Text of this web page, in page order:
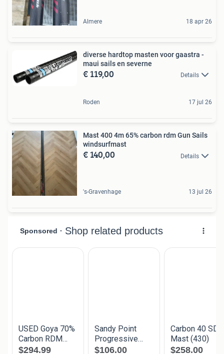
Almere 18 apr 26
diverse hardtop masten voor gaastra -
maui sails en severne
€ 119,00 Details
Roden 17 jul 26
Mast 400 4m 65% carbon rdm Gun Sails
windsurfmast
€ 140,00 Details
's-Gravenhage 13 jul 26